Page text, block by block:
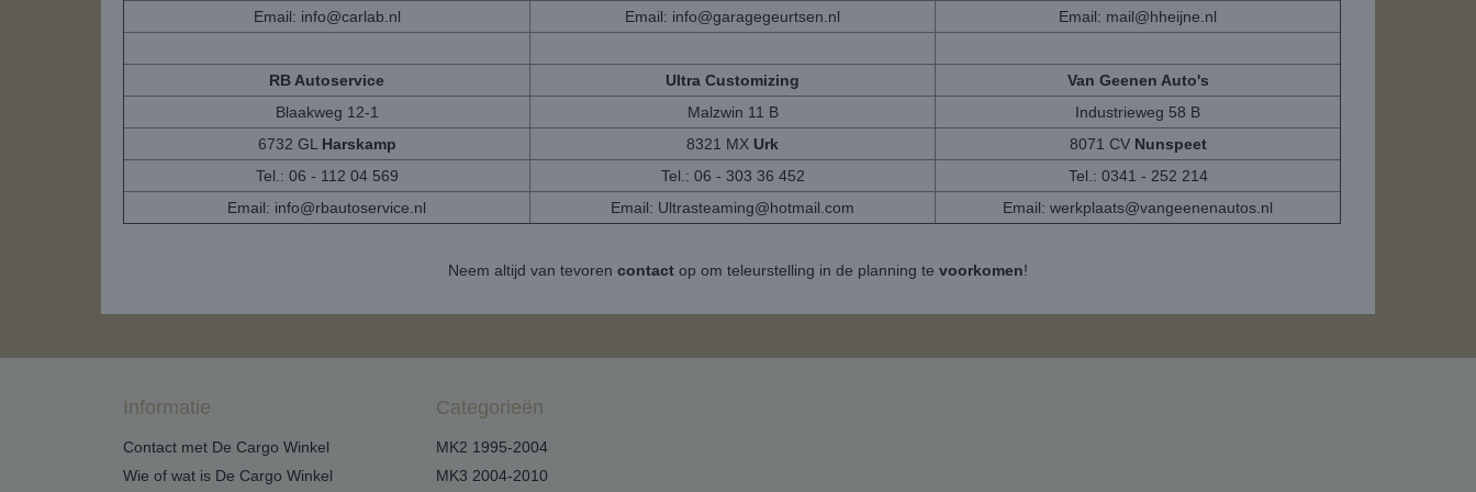
Email: info@carlab.nl Email: info@garagegeurtsen.nl Email: mail@hheijne.nl
RB Autoservice Ultra Customizing
Van Geenen Auto's
Blaakweg 12-1
Malzwin 11 B
Industrieweg 58 B
6732 GL Harskamp 8321 MX Urk 8071 CV Nunspeet
Tel.: 06 - 112 04 569
Tel.: 06 - 303 36 452
Tel.: 0341 - 252 214
Email: info@rbautoservice.nl Email: Ultrasteaming@hotmail.com Email: werkplaats@vangeenenautos.nl
Neem altijd van tevoren contact op om teleurstelling in de planning te voorkomen!
Informatie
Contact met De Cargo Winkel
Wie of wat is De Cargo Winkel
Categorieën
MK2 1995-2004
MK3 2004-2010